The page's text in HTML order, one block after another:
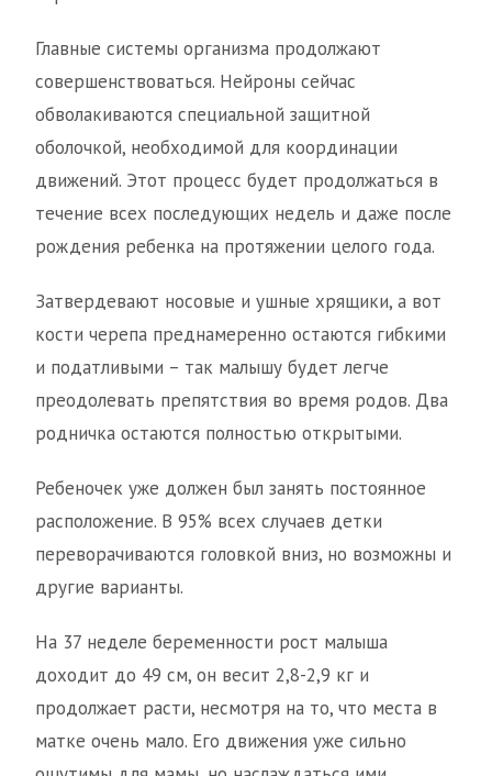
Главные системы организма продолжают
совершенствоваться. Нейроны сейчас
обволакиваются специальной защитной
оболочкой, необходимой для координации
движений. Этот процесс будет продолжаться в
течение всех последующих недель и даже после
рождения ребенка на протяжении целого года.
Затвердевают носовые и ушные хрящики, а вот
кости черепа преднамеренно остаются гибкими
и податливыми – так малышу будет легче
преодолевать препятствия во время родов. Два
родничка остаются полностью открытыми.
Ребеночек уже должен был занять постоянное
расположение. В 95% всех случаев детки
переворачиваются головкой вниз, но возможны и
другие варианты.
На 37 неделе беременности рост малыша
доходит до 49 см, он весит 2,8-2,9 кг и
продолжает расти, несмотря на то, что места в
матке очень мало. Его движения уже сильно